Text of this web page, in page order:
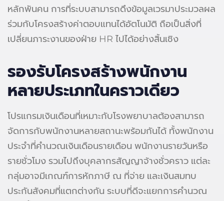
หลักพันคน การที่ระบบสามารถดึงข้อมูลเวรมาประมวลผล
ร่วมกับโครงสร้างค่าตอบแทนได้อัตโนมัติ ถือเป็นสิ่งที่
เปลี่ยนภาระงานของฝ่าย HR ไปได้อย่างสิ้นเชิง
รองรับโครงสร้างพนักงาน
หลายประเภทในคราวเดียว
โปรแกรมเงินเดือนที่เหมาะกับโรงพยาบาลต้องสามารถ
จัดการกับพนักงานหลายสถานะพร้อมกันได้ ทั้งพนักงาน
ประจำที่คำนวณเงินเดือนรายเดือน พนักงานรายวันหรือ
รายชั่วโมง รวมไปถึงบุคลากรสัญญาจ้างชั่วคราว แต่ละ
กลุ่มอาจมีเกณฑ์การหักภาษี ณ ที่จ่าย และเงินสมทบ
ประกันสังคมที่แตกต่างกัน ระบบที่ดีจะแยกการคำนวณ